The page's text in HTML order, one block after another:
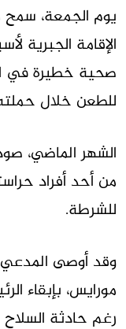
يوم الجمعة، سمح
الإقامة الجبرية
صحية خطيرة في
للطعن خلال حملته
الشهر الماضي،
من أحد أفراد
للشرطة.
وقد أوصى المدعي
مورايس، بإبقاء
رغم حادثة السلاح